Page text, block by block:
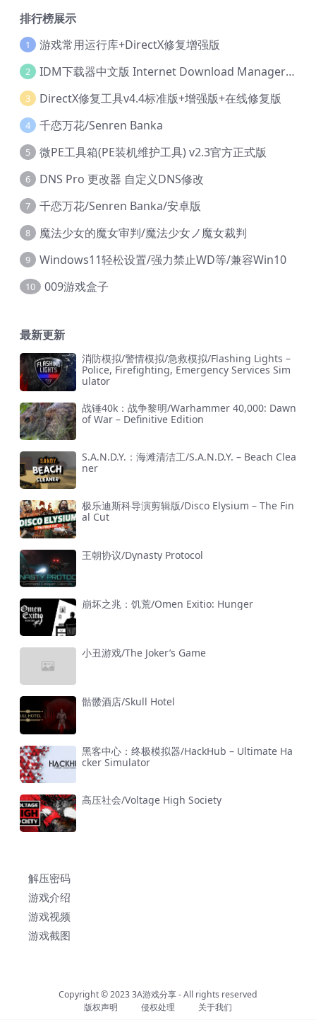
排行榜展示
1 游戏常用运行库+DirectX修复增强版
2 IDM下载器中文版 Internet Download Manager v6.42.36 IDM
3 DirectX修复工具v4.4标准版+增强版+在线修复版
4 千恋万花/Senren Banka
5 微PE工具箱(PE装机维护工具) v2.3官方正式版
6 DNS Pro 更改器 自定义DNS修改
7 千恋万花/Senren Banka/安卓版
8 魔法少女的魔女审判/魔法少女ノ魔女裁判
9 Windows11轻松设置/强力禁止WD等/兼容Win10
10 009游戏盒子
最新更新
消防模拟/警情模拟/急救模拟/Flashing Lights –
Police, Firefighting, Emergency Services Sim
ulator
战锤40k：战争黎明/Warhammer 40,000: Dawn
of War – Definitive Edition
S.A.N.D.Y.：海滩清洁工/S.A.N.D.Y. – Beach Clea
ner
极乐迪斯科导演剪辑版/Disco Elysium – The Fin
al Cut
王朝协议/Dynasty Protocol
崩坏之兆：饥荒/Omen Exitio: Hunger
小丑游戏/The Joker’s Game
骷髅酒店/Skull Hotel
黑客中心：终极模拟器/HackHub – Ultimate Ha
cker Simulator
高压社会/Voltage High Society
解压密码
游戏介绍
游戏视频
游戏截图
Copyright © 20233A游戏分享- All rights reserved
版权声明
侵权处理 关于我们